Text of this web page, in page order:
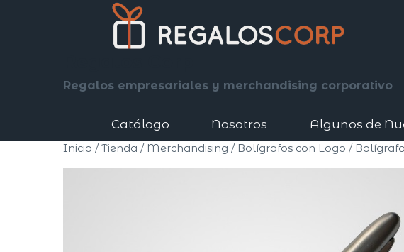
Regalos empresariales y merchandising corporativo
Catálogo Nosotros Algunos de
Inicio / Tienda / Merchandising / Bolígrafos con Logo /